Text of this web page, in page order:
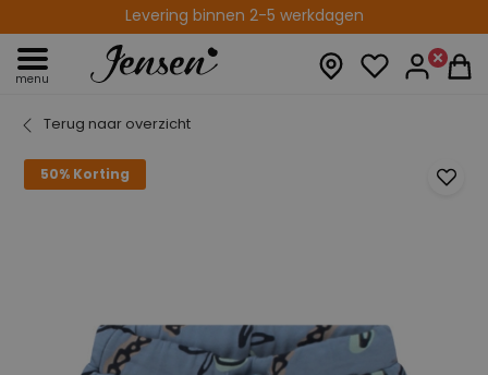
Levering binnen 2-5 werkdagen
menu
Terug naar overzicht
50% Korting